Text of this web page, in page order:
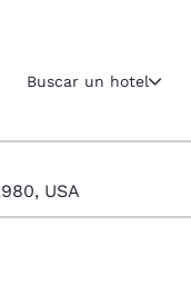
Región y
Estados
Buscar un hotel